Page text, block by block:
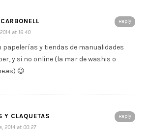
Reply
at 16:40
papelerías y tiendas de manualidades
y si no online (la mar de washis o
😉
Reply
Y CLAQUETAS
2014 at 00:27